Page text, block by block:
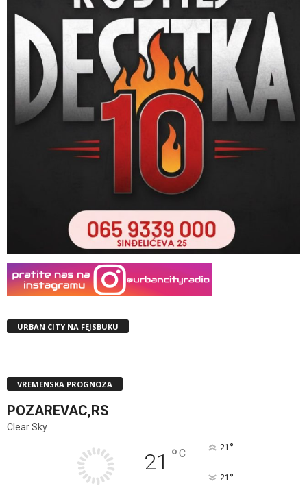
URBAN CITY NA FEJSBUKU
VREMENSKA PROGNOZA
POZAREVAC,RS
Clear Sky
21 °C 21 °
21 °